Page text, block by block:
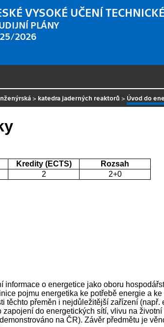
VYSOKÉ UČENÍ
PLÁNY
2026
> katedra jaderných reaktorů > Úvod do
Kredity (ECTS)
Rozsah
2 2+0
informace o energetice jako oboru
pojmu energetika ke potřebě energie a
těchto přeměn i nejdůležitější zařízení
do energetických sítí, vlivu na
na ČR). Závěr předmětu je